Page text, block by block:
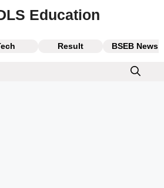
Education
Result BSEB News